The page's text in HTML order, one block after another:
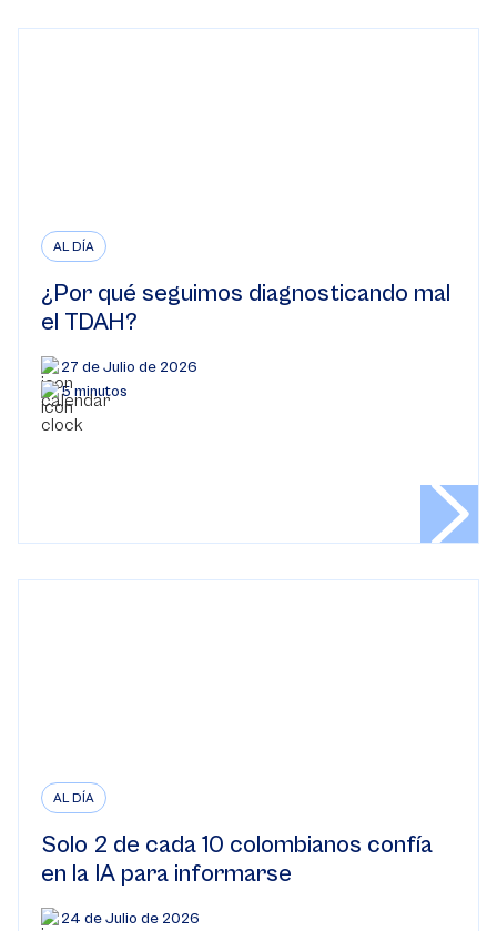
AL DÍA
¿Por qué seguimos diagnosticando mal
el TDAH?
27 de Julio de 2026
5 minutos
AL DÍA
Solo 2 de cada 10 colombianos confía
en la IA para informarse
24 de Julio de 2026